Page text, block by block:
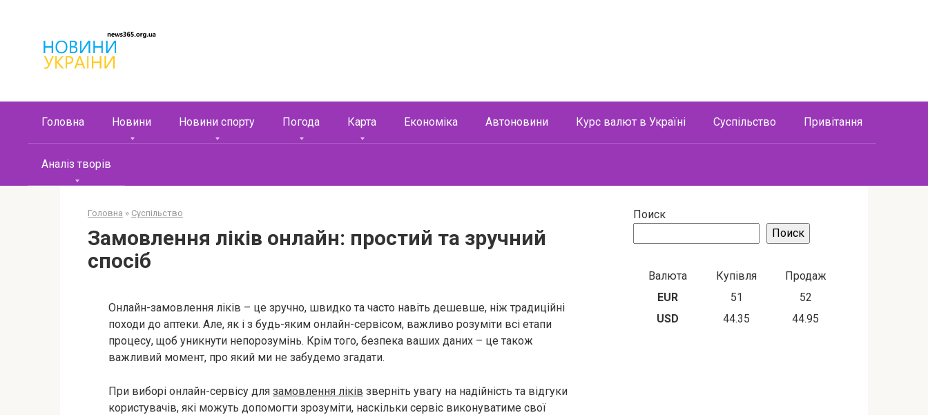
контенту
Головна Новини Новини спорту Погода Карта Економіка Автоновини Курс валют в Україні Суспільство Привітання
Аналіз творів
Головна » Суспільство
Замовлення ліків онлайн: простий та зручний
спосіб
Онлайн-замовлення ліків – це зручно, швидко та часто навіть дешевше, ніж традиційні
походи до аптеки. Але, як і з будь-яким онлайн-сервісом, важливо розуміти всі етапи
процесу, щоб уникнути непорозумінь. Крім того, безпека ваших даних – це також
важливий момент, про який ми не забудемо згадати.
При виборі онлайн-сервісу для замовлення ліків зверніть увагу на надійність та відгуки
користувачів, які можуть допомогти зрозуміти, наскільки сервіс виконуватиме свої
Поиск
Поиск
Валюта Купівля
Продаж
EUR
51
52
USD
44.35 44.95